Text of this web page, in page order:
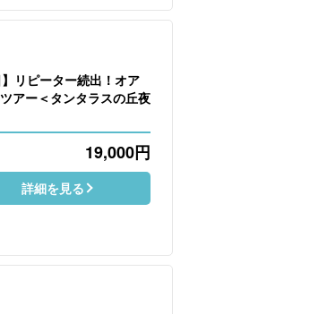
リピーター続出！オア
アー＜タンタラスの丘夜
19,000円
詳細を見る